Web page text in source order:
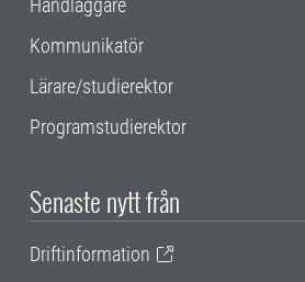
Handläggare
Kommunikatör
Lärare/studierektor
Programstudierektor
Senaste nytt från
Driftinformation